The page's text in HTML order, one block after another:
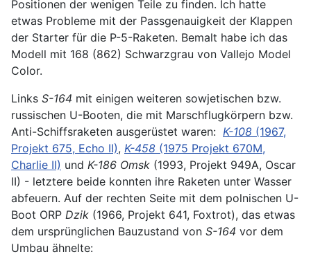
Positionen der wenigen Teile zu finden. Ich hatte
etwas Probleme mit der Passgenauigkeit der Klappen
der Starter für die P-5-Raketen. Bemalt habe ich das
Modell mit 168 (862) Schwarzgrau von Vallejo Model
Color.
Links S-164 mit einigen weiteren sowjetischen bzw.
russischen U-Booten, die mit Marschflugkörpern bzw.
Anti-Schiffsraketen ausgerüstet waren: K-108 (1967,
Projekt 675, Echo II), K-458 (1975 Projekt 670M,
Charlie II) und K-186 Omsk (1993, Projekt 949A, Oscar
II) - letztere beide konnten ihre Raketen unter Wasser
abfeuern. Auf der rechten Seite mit dem polnischen U-
Boot ORP Dzik (1966, Projekt 641, Foxtrot), das etwas
dem ursprünglichen Bauzustand von S-164 vor dem
Umbau ähnelte: